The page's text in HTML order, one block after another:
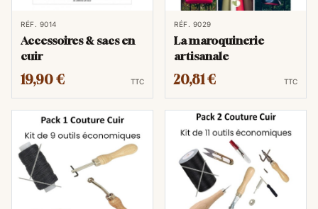
RÉF. 9014
Accessoires & sacs en
cuir
19,90 € TTC
RÉF. 9029
La maroquinerie
artisanale
20,81 € TTC